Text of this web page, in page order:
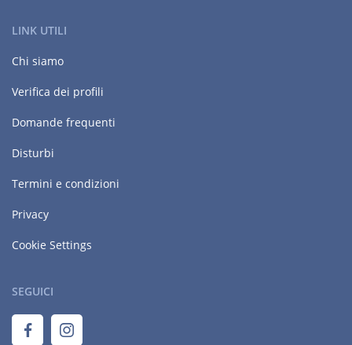
LINK UTILI
Chi siamo
Verifica dei profili
Domande frequenti
Disturbi
Termini e condizioni
Privacy
Cookie Settings
SEGUICI